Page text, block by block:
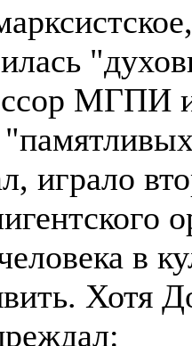
МГПИ
играло
в
Хотя